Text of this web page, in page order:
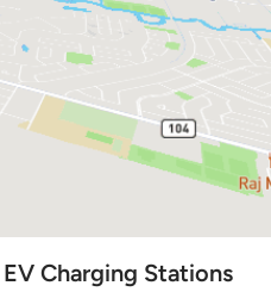
Charging Stations